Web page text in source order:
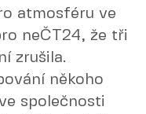
atmosféru ve
neČT24, že tři
zrušila.
někoho
společnosti